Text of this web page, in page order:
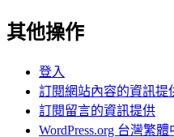
其他操作
登入
訂閱網站內容的資訊提
訂閱留言的資訊提供
WordPress.org 台灣繁體